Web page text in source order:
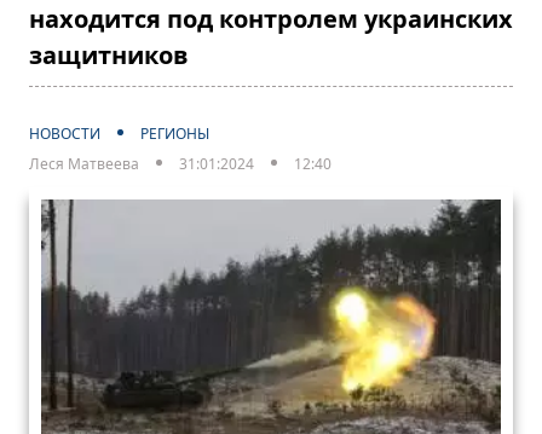
находится под контролем украинских
защитников
НОВОСТИ
РЕГИОНЫ
Леся Матвеева
31:01:2024 12:40